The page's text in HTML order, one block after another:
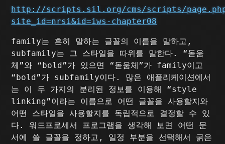
http://scripts.sil.org/cms/scripts/
site_id=nrsi&id=iws-chapter08
family는 흔히 말하는 글꼴의 이름을 말하고,
subfamily는 그 스타일을 따위를 말한다. “돋움
체”와 “bold”가 있으면 “돋움체”가 family이고
“bold”가 subfamily이다. 많은 애플리케이션에서
는 이 두 가지의 분리된 정보를 이용해 “style
linking”이라는 이름으로 어떤 글꼴을 사용할지와
어떤 스타일을 사용할지를 독립적으로 결정할 수 있
다. 워드프로세서 프로그램을 생각해 보면 어떤 문
서에 쓸 글꼴을 정하고, 일정 부분을 선택해서 굵은